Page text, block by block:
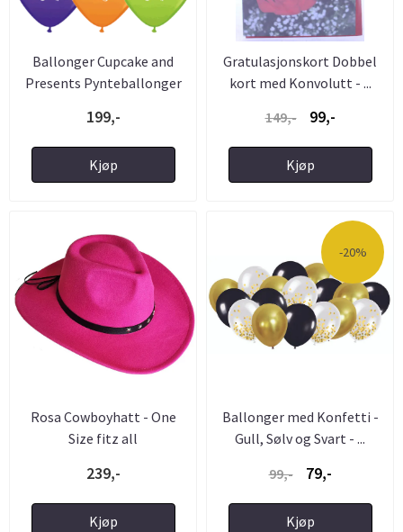
Ballonger Cupcake and
Presents Pynteballonger
199,-
Kjøp
Gratulasjonskort Dobbel
kort med Konvolutt - ...
149,-
99,-
Kjøp
Rosa Cowboyhatt - One
Size fitz all
239,-
Kjøp
-20%
Ballonger med Konfetti -
Gull, Sølv og Svart - ...
99,-
79,-
Kjøp